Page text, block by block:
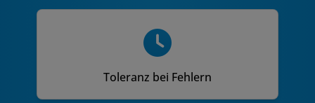
Toleranz bei Fehlern